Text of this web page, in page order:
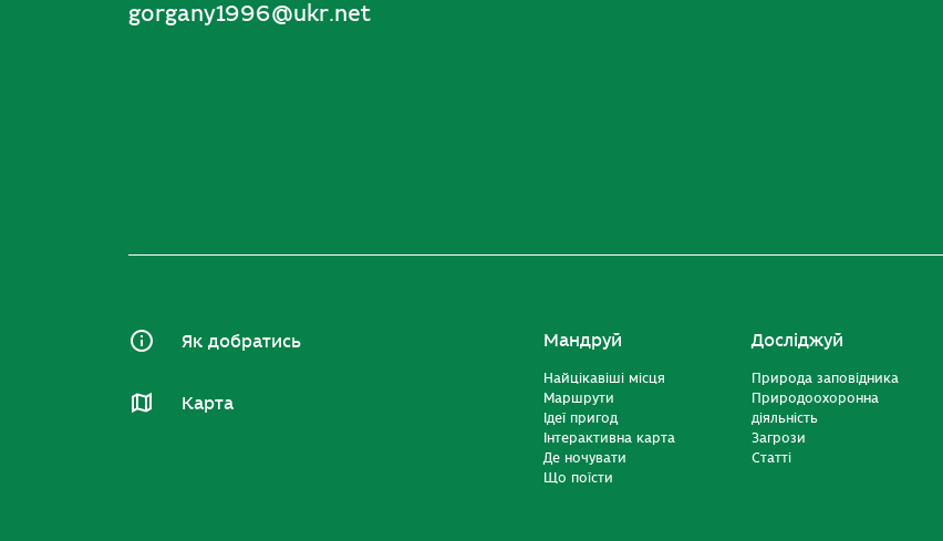
gorgany1996@ukr.net
Як добратись
Карта
Мандруй
Найцікавіші місця
Маршрути
Ідеї пригод
Інтерактивна карта
Де ночувати
Що поїсти
Досліджуй
Природа заповідника
Природоохоронна
діяльність
Загрози
Статті